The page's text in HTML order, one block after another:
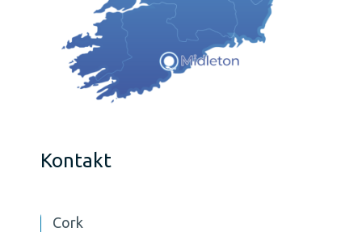
Kontakt
Cork